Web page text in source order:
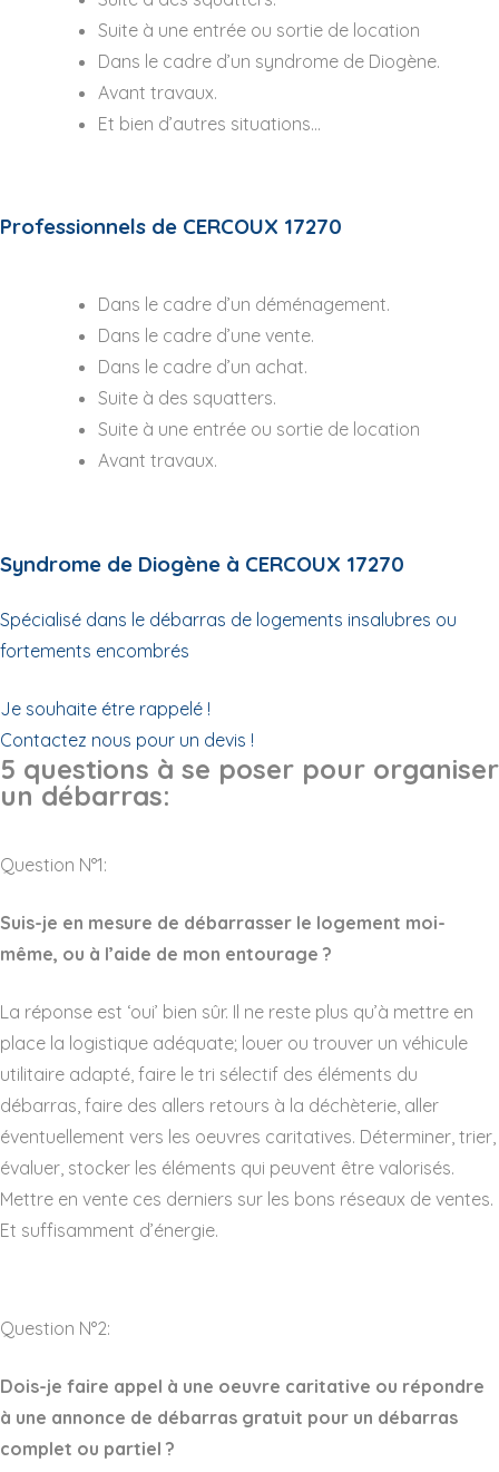
Suite à une entrée ou sortie de location
Dans le cadre d’un syndrome de Diogène.
Avant travaux.
Et bien d’autres situations…
Professionnels de CERCOUX 17270
Dans le cadre d’un déménagement.
Dans le cadre d’une vente.
Dans le cadre d’un achat.
Suite à des squatters.
Suite à une entrée ou sortie de location
Avant travaux.
Syndrome de Diogène à CERCOUX 17270
Spécialisé dans le débarras de logements insalubres ou
fortements encombrés
Je souhaite étre rappelé !
Contactez nous pour un devis !
5 questions à se poser pour organiser
un débarras:
Question N°1:
Suis-je en mesure de débarrasser le logement moi-
même, ou à l’aide de mon entourage ?
La réponse est ‘oui’ bien sûr. Il ne reste plus qu’à mettre en
place la logistique adéquate; louer ou trouver un véhicule
utilitaire adapté, faire le tri sélectif des éléments du
débarras, faire des allers retours à la déchèterie, aller
éventuellement vers les oeuvres caritatives. Déterminer, trier,
évaluer, stocker les éléments qui peuvent être valorisés.
Mettre en vente ces derniers sur les bons réseaux de ventes.
Et suffisamment d’énergie.
Question N°2:
Dois-je faire appel à une oeuvre caritative ou répondre
à une annonce de débarras gratuit pour un débarras
complet ou partiel ?